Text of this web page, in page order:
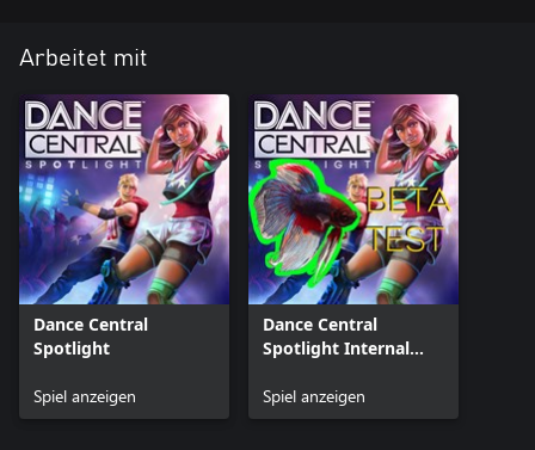
Arbeitet mit
Dance Central
Spotlight
Spiel anzeigen
Dance Central
Spotlight Internal
Spiel anzeigen